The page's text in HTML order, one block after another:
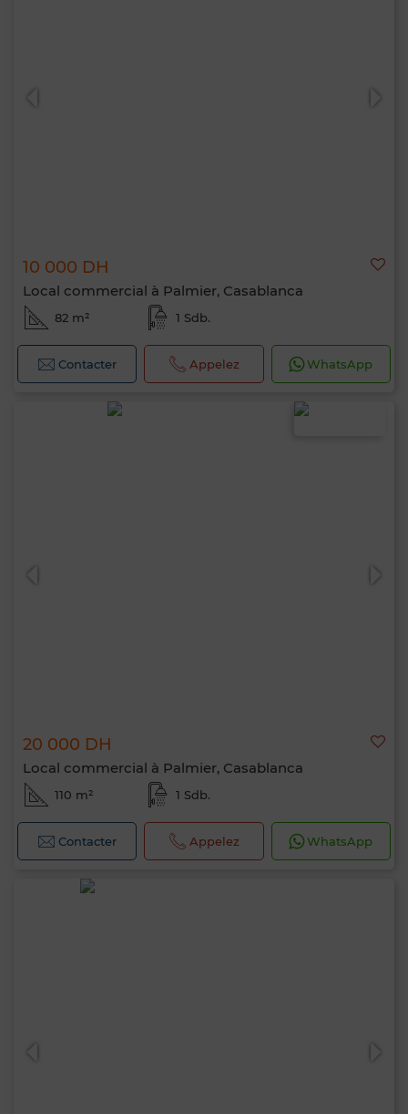
10 000 DH
Local commercial à Palmier, Casablanca
82 m² 1 Sdb.
Contacter Appelez WhatsApp
20 000 DH
Local commercial à Palmier, Casablanca
110 m² 1 Sdb.
Contacter Appelez WhatsApp